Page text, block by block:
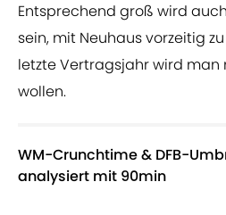
Entsprechend groß wird
sein, mit Neuhaus vorzeitig
letzte Vertragsjahr wird
wollen.
WM-Crunchtime & DFB-
analysiert mit 90min